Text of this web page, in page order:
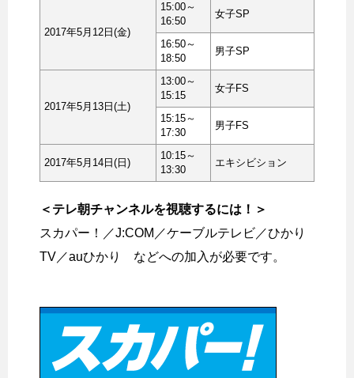
2017年5月12日(金)
15:00～
16:50
女子SP
16:50～
18:50
男子SP
2017年5月13日(土)
13:00～
15:15
女子FS
15:15～
17:30
男子FS
2017年5月14日(日)
10:15～
13:30
エキシビション
＜テレ朝チャンネルを視聴するには！＞
スカパー！／J:COM／ケーブルテレビ／ひかり
TV／auひかり などへの加入が必要です。